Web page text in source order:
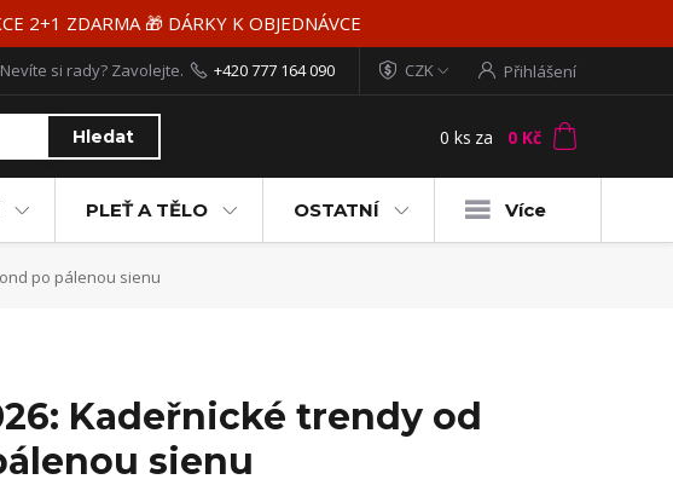
2+1 ZDARMA 🎁 DÁRKY K OBJEDNÁVCE
CZK Přihlášení
Hledat
Nevíte si rady? Zavolejte. +420 777 164 090
0 ks za 0 Kč
PLEŤ A TĚLO OSTATNÍ Více
po pálenou sienu
Kadeřnické trendy od
sienu